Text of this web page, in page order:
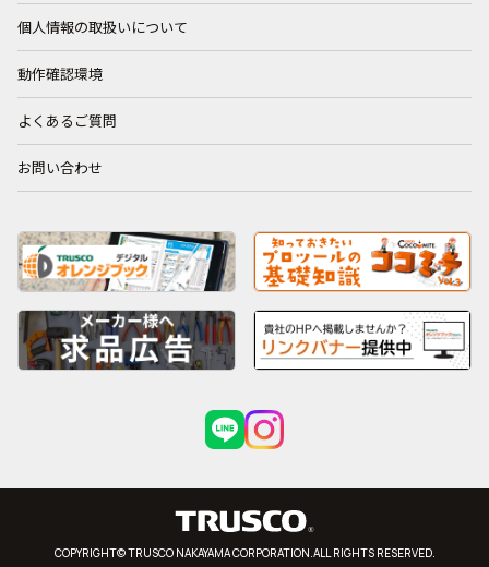
個人情報の取扱いについて
動作確認環境
よくあるご質問
お問い合わせ
COPYRIGHT© TRUSCO NAKAYAMA CORPORATION.ALL RIGHTS RESERVED.